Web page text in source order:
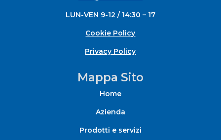
LUN-VEN 9-12 / 14:30 – 17
Cookie Policy
Privacy Policy
Mappa Sito
Home
Azienda
Prodotti e servizi